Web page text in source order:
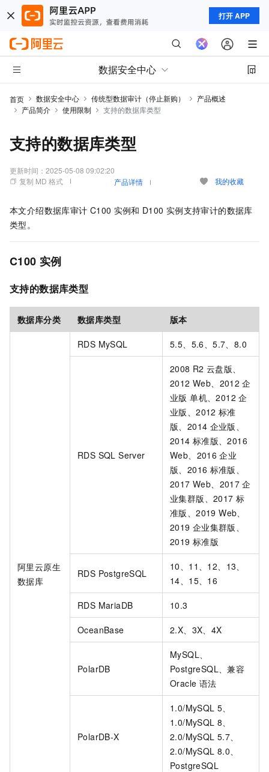
打开 APP
数据安全中心
首页 数据安全中心 传统型数据审计（停止新购）
产品概述
产品简介
使用限制 支持的数据库类型
支持的数据库类型
更新时间： 2025-05-08 09:02:20
复制 MD 格式
产品详情 我的收藏
本文介绍数据库审计 C100 实例和 D100 实例支持审计的数据库
类型。
C100 实例
支持的数据库类型
数据库分类 数据库类型 版本
阿里云原生
数据库
RDS MySQL 5.5、5.6、5.7、8.0
RDS SQL Server
2008 R2 云盘版、
2012 Web、2012 企
业版 单机、2012 企
业版、2012 标准
版、2014 企业版、
2014 标准版、2016
Web、2016 企业
版、2016 标准版、
2017 Web、2017 企
业集群版、2017 标
准版、2019 Web、
2019 企业集群版、
2019 标准版
RDS PostgreSQL
10、11、12、13、
14、15、16
RDS MariaDB 10.3
OceanBase 2.X、3X、4X
PolarDB
MySQL、
PostgreSQL、兼容
Oracle 语法
PolarDB-X
1.0/MySQL 5、
1.0/MySQL 8、
2.0/MySQL 5.7、
2.0/MySQL 8.0、
PostgreSQL